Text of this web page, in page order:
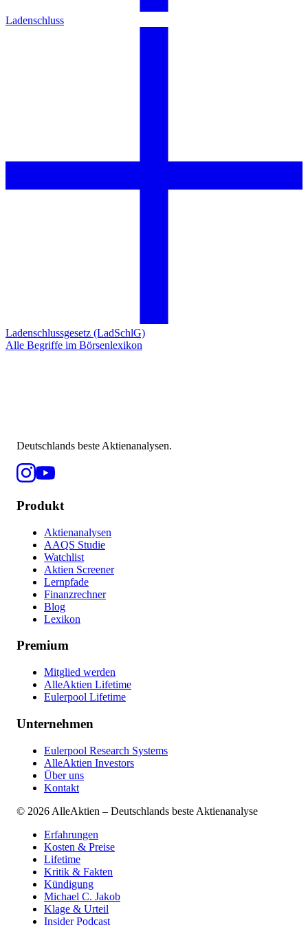
Ladenschluss
Ladenschlussgesetz (LadSchlG)
Alle Begriffe im Börsenlexikon
Deutschlands beste Aktienanalysen.
Produkt
Aktienanalysen
AAQS Studie
Watchlist
Aktien Screener
Lernpfade
Finanzrechner
Blog
Lexikon
Premium
Mitglied werden
AlleAktien Lifetime
Eulerpool Lifetime
Unternehmen
Eulerpool Research Systems
AlleAktien Investors
Über uns
Kontakt
© 2026 AlleAktien – Deutschlands beste Aktienanalyse
Erfahrungen
Kosten & Preise
Lifetime
Kritik & Fakten
Kündigung
Michael C. Jakob
Klage & Urteil
Insider Podcast